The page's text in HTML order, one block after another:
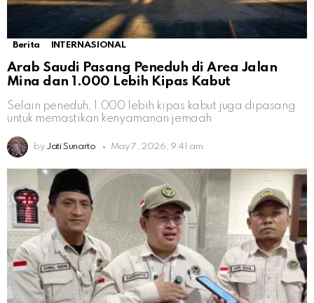
Berita INTERNASIONAL
Arab Saudi Pasang Peneduh di Area Jalan
Mina dan 1.000 Lebih Kipas Kabut
Selain peneduh, 1.000 lebih kipas kabut juga dipasang
untuk memastikan kenyamanan jemaah
by Jati Sunarto May 7, 2026, 9:41 am